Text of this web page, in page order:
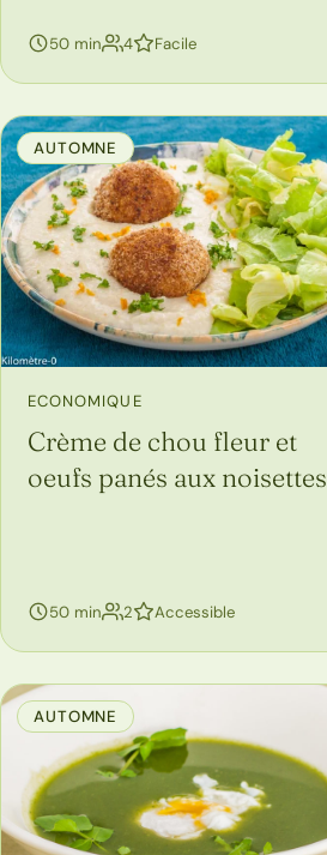
50 min 4personnes
Facile
AUTOMNE
ECONOMIQUE
Crème de chou fleur et
oeufs panés aux noisettes
50 min 2personnes
Accessible
AUTOMNE